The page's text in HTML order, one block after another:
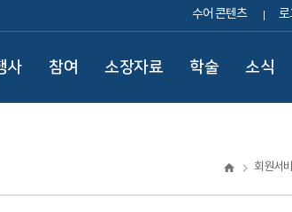
수어 콘텐츠 로
사 참여 소장자료 학술 소식
회원서